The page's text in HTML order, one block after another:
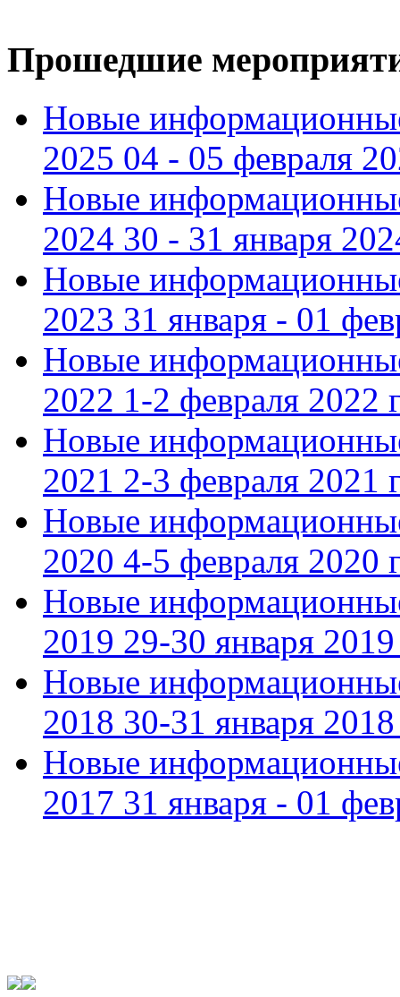
Прошедшие
Новые
2025 04 - 05 февраля
Новые
2024 30 - 31 января
Новые
2023 31 января - 01
Новые
2022 1-2 февраля 2022
Новые
2021 2-3 февраля 2021
Новые
2020 4-5 февраля 2020
Новые
2019 29-30 января 2019
Новые
2018 30-31 января 2018
Новые
2017 31 января - 01